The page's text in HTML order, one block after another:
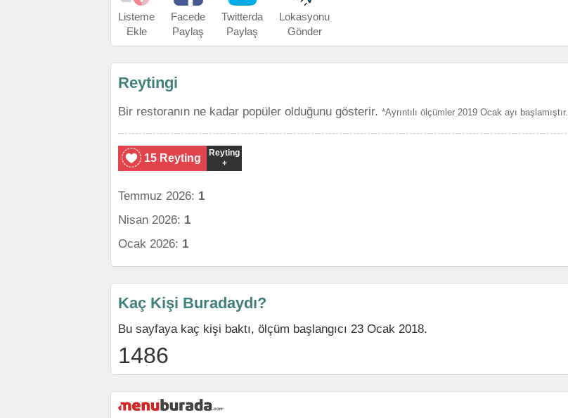
Listeme
Ekle
Facede
Paylaş
Twitterda
Paylaş
Lokasyonu
Gönder
Reytingi
Bir restoranın ne kadar popüler olduğunu gösterir. *Ayrıntılı ölçümler 2019 Ocak ayı başlamıştır.
15 Reyting
Reyting
+
Temmuz 2026: 1
Nisan 2026: 1
Ocak 2026: 1
Kaç Kişi Buradaydı?
Bu sayfaya kaç kişi baktı, ölçüm başlangıcı 23 Ocak 2018.
1486